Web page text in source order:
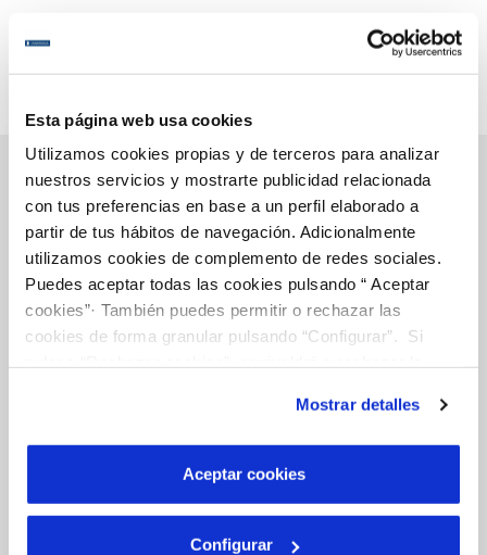
Esta página web usa cookies
Utilizamos cookies propias y de terceros para analizar
nuestros servicios y mostrarte publicidad relacionada
con tus preferencias en base a un perfil elaborado a
partir de tus hábitos de navegación. Adicionalmente
utilizamos cookies de complemento de redes sociales.
Puedes aceptar todas las cookies pulsando “ Aceptar
cookies”· También puedes permitir o rechazar las
cookies de forma granular pulsando “Configurar”. Si
son indispensables para que el sitio web funcione y que
por tanto no se pueden desactivar. Puedes consultar
más información en nuestraPolítica de Cookies
Mostrar detalles
Aceptar cookies
Configurar
Gestiones Online
FACTURAS, PAGOS Y CONSUMOS
CONTRATOS